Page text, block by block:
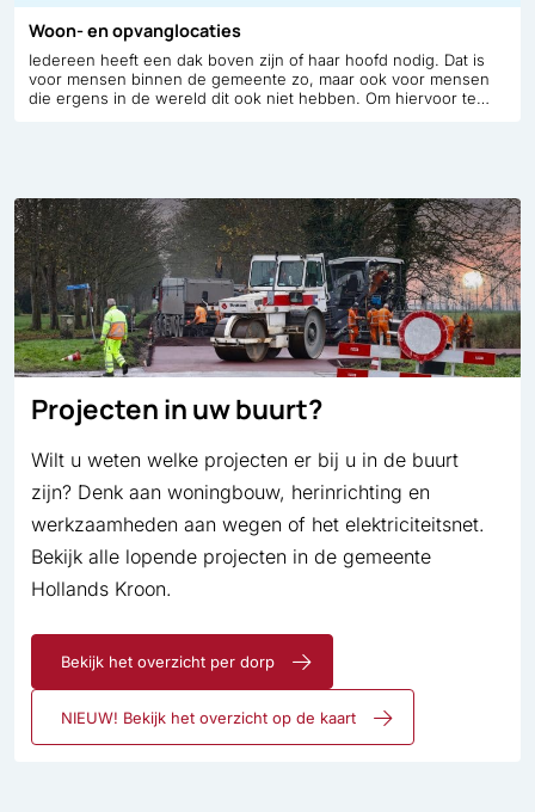
Woon- en opvanglocaties
Iedereen heeft een dak boven zijn of haar hoofd nodig. Dat is
voor mensen binnen de gemeente zo, maar ook voor mensen
die ergens in de wereld dit ook niet hebben. Om hiervoor te
Projecten in uw buurt?
Wilt u weten welke projecten er bij u in de buurt
zijn? Denk aan woningbouw, herinrichting en
werkzaamheden aan wegen of het elektriciteitsnet.
Bekijk alle lopende projecten in de gemeente
Hollands Kroon.
Bekijk het overzicht per dorp
NIEUW! Bekijk het overzicht op de kaart